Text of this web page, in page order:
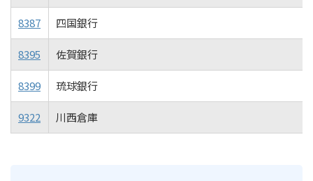
8387 四国銀行
8395 佐賀銀行
8399 琉球銀行
9322 川西倉庫